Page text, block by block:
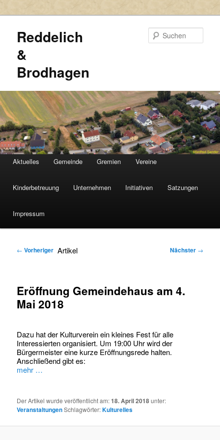
Reddelich
&
Brodhagen
HAUPTMENÜ
Zum
primären
Inhalt
Zum
sekundären
Inhalt
Aktuelles Gemeinde Gremien Vereine
Kinderbetreuung Unternehmen Initiativen Satzungen
Impressum
Artikel
← Vorheriger Nächster →
Eröffnung Gemeindehaus am 4.
Mai 2018
Dazu hat der Kulturverein ein kleines Fest für alle
Interessierten organisiert. Um 19:00 Uhr wird der
Bürgermeister eine kurze Eröffnungsrede halten.
Anschließend gibt es:
mehr …
Der Artikel wurde veröffentlicht am:18. April 2018unter:
VeranstaltungenSchlagwörter:Kulturelles